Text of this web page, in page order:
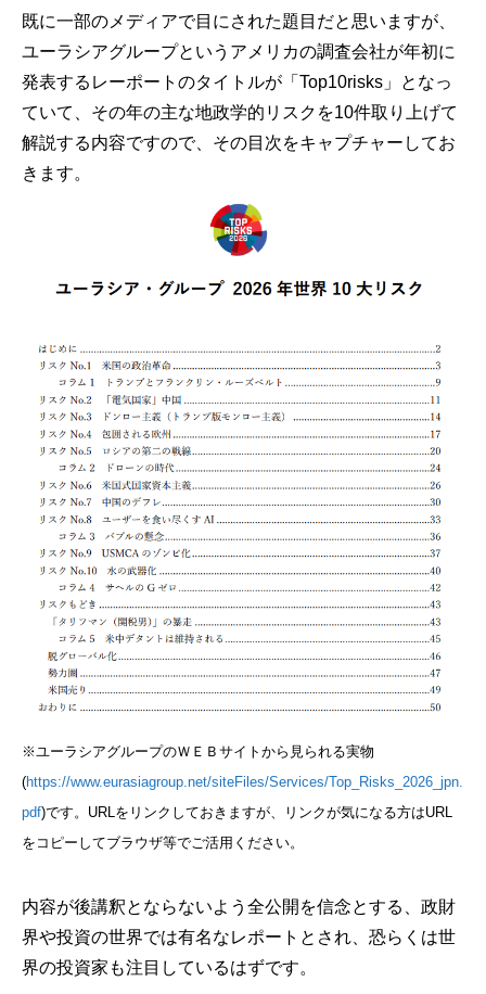
既に一部のメディアで目にされた題目だと思いますが、
ユーラシアグループというアメリカの調査会社が年初に
発表するレーポートのタイトルが「Top10risks」となっ
ていて、その年の主な地政学的リスクを10件取り上げて
解説する内容ですので、その目次をキャプチャーしてお
きます。
※ユーラシアグループのＷＥＢサイトから見られる実物
(https://www.eurasiagroup.net/siteFiles/Services/Top_Risks_2026_jpn.
pdf)です。URLをリンクしておきますが、リンクが気になる方はURL
をコピーしてブラウザ等でご活用ください。
内容が後講釈とならないよう全公開を信念とする、政財
界や投資の世界では有名なレポートとされ、恐らくは世
界の投資家も注目しているはずです。